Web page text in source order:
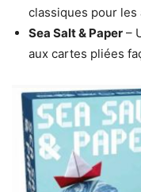
classiques pour
Sea Salt & Paper –
aux cartes pliées